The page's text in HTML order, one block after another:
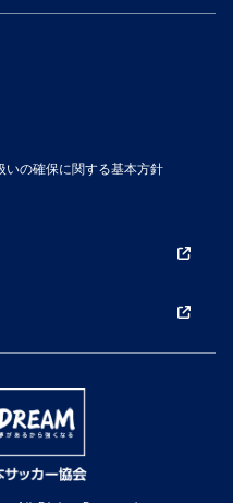
いの確保に関する基本方針